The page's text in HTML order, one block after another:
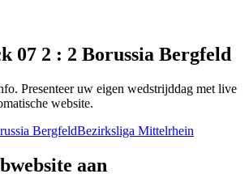
07 2 : 2 Borussia Bergfeld
Presenteer uw eigen wedstrijddag met live
website.
BergfeldBezirksliga Mittelrhein
aan